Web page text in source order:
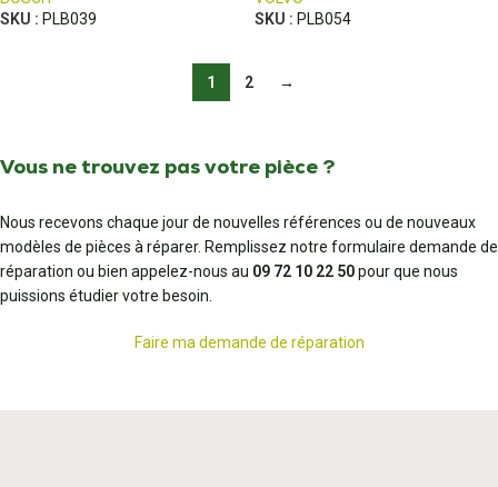
SKU : PLB039
SKU : PLB054
1 2 →
Vous ne trouvez pas votre pièce ?
Nous recevons chaque jour de nouvelles références ou de nouveaux
modèles de pièces à réparer. Remplissez notre formulaire demande de
réparation ou bien appelez-nous au 09 72 10 22 50pour que nous
puissions étudier votre besoin.
Faire ma demande de réparation